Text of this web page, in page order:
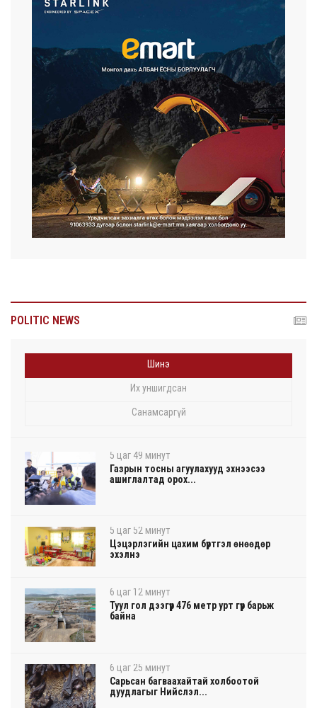
POLITIC NEWS
Шинэ
Их уншигдсан
Санамсаргүй
5 цаг 49 минут
Газрын тосны агуулахууд эхнээсээ
ашиглалтад орох...
5 цаг 52 минут
Цэцэрлэгийн цахим бүртгэл өнөөдөр
эхэлнэ
6 цаг 12 минут
Туул гол дээгүүр 476 метр урт гүүр барьж
байна
6 цаг 25 минут
Сарьсан багваахайтай холбоотой
дуудлагыг Нийслэл...